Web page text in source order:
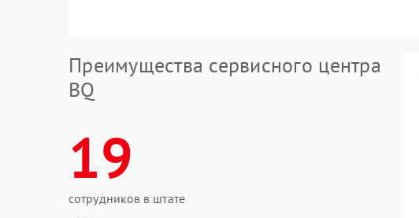
Преимущества сервисного центра
BQ
19
сотрудников в штате